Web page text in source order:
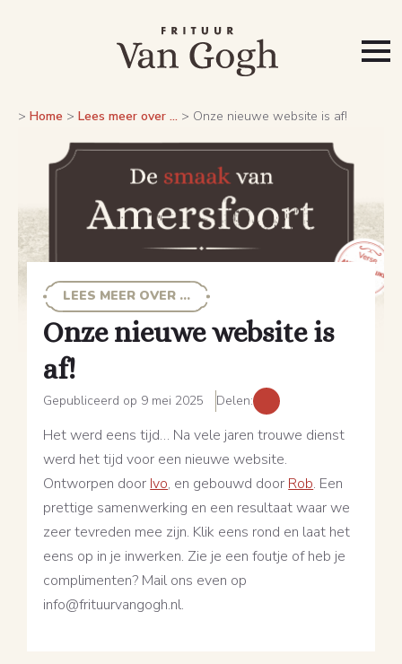
> Home > Lees meer over ... > Onze nieuwe website is af!
LEES MEER OVER ...
Onze nieuwe website is
af!
Gepubliceerd op 9 mei 2025 Delen:
Het werd eens tijd… Na vele jaren trouwe dienst
werd het tijd voor een nieuwe website.
Ontworpen door Ivo, en gebouwd door Rob. Een
prettige samenwerking en een resultaat waar we
zeer tevreden mee zijn. Klik eens rond en laat het
eens op in je inwerken. Zie je een foutje of heb je
complimenten? Mail ons even op
info@frituurvangogh.nl.